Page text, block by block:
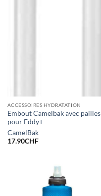
ACCESSOIRES HYDRATATION
Embout Camelbak avec pailles
pour Eddy+
CamelBak
17.90CHF